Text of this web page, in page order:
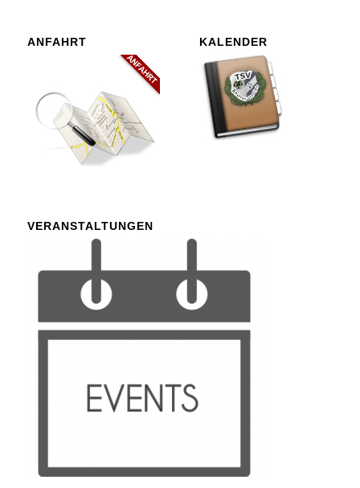
ANFAHRT KALENDER
VERANSTALTUNGEN